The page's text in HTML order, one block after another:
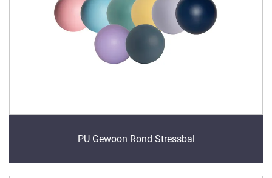
PU Gewoon Rond Stressbal